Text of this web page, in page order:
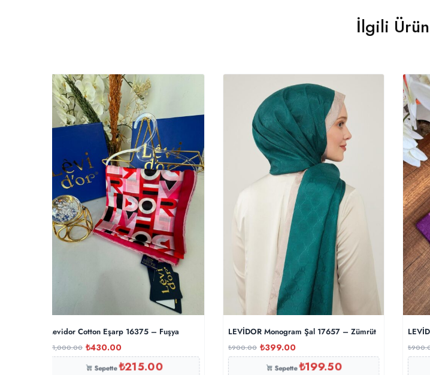
İlgili
Levidor Cotton Eşarp 16375 – Fuşya
1,000.00 ₺430.00
Sepette₺215.00
LEVİDOR Monogram Şal 17657 – Zümrüt
₺900.00 ₺399.00
Sepette₺199.50
₺